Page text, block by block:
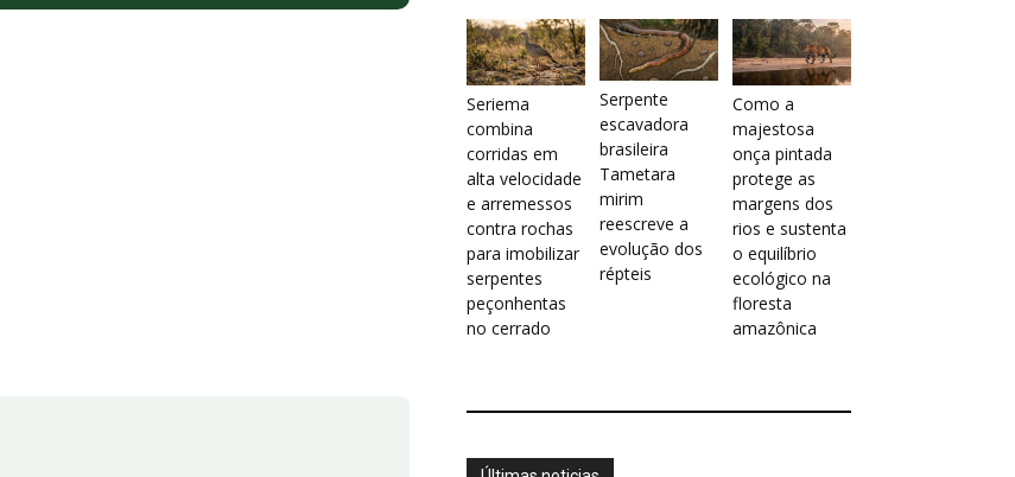
Seriema
combina
corridas em
alta velocidade
e arremessos
contra rochas
para imobilizar
serpentes
peçonhentas
no cerrado
Serpente
escavadora
brasileira
Tametara
mirim
reescreve a
evolução dos
répteis
Como a
majestosa
onça pintada
protege as
margens dos
rios e sustenta
o equilíbrio
ecológico na
floresta
amazônica